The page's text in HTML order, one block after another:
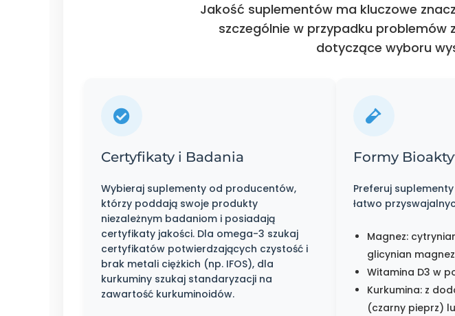
Jakość suplementów ma kluczowe
szczególnie w przypadku problemów
dotyczące wyboru
Certyfikaty i Badania
Wybieraj suplementy od producentów,
którzy poddają swoje produkty
niezależnym badaniom i posiadają
certyfikaty jakości. Dla omega-3 szukaj
certyfikatów potwierdzających czystość i
brak metali ciężkich (np. IFOS), dla
kurkuminy szukaj standaryzacji na
zawartość kurkuminoidów.
Formy
Preferuj
łatwo
Magnez:
glicynian
Witamina D3 w
Kurkumina: z
(czarny pieprz)